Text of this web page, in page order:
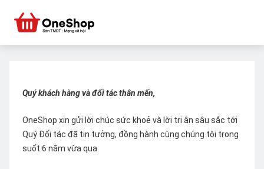
Quý khách hàng và đối tác thân mến,
OneShop xin gửi lời chúc sức khoẻ và lời tri ân sâu sắc tới
Quý Đối tác đã tin tưởng, đồng hành cùng chúng tôi trong
suốt 6 năm vừa qua.